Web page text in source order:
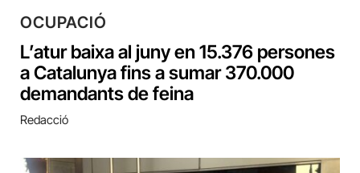
OCUPACIÓ
L’atur baixa al juny en 15.376 persones
a Catalunya fins a sumar 370.000
demandants de feina
Redacció